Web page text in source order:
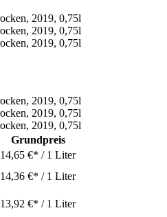
Grundpreis
14,65 €* / 1 Liter
14,36 €* / 1 Liter
13,92 €* / 1 Liter